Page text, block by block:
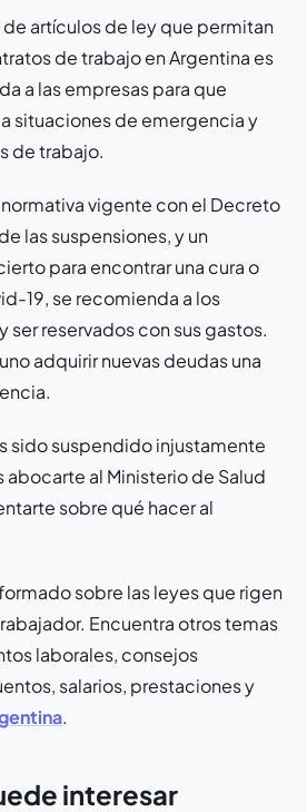
de artículos de ley que permitan
de trabajo en Argentina es
a las empresas para que
situaciones de emergencia y
de trabajo.
vigente con el Decreto
las suspensiones, y un
para encontrar una cura o
19, se recomienda a los
ser reservados con sus gastos.
adquirir nuevas deudas una
sido suspendido injustamente
abocarte al Ministerio de Salud
sobre qué hacer al
sobre las leyes que rigen
Encuentra otros temas
laborales, consejos
salarios, prestaciones y
.
interesar